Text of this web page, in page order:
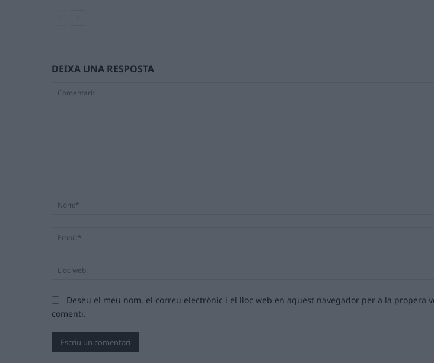
DEIXA UNA RESPOSTA
Deseu el meu nom, el correu electrònic i el lloc web en aquest navegador per a la propera
comenti.